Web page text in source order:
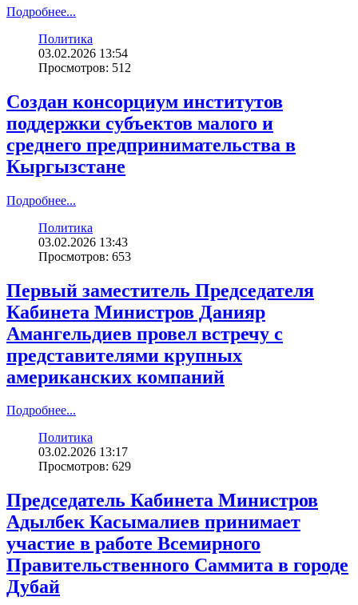
Подробнее...
Политика
03.02.2026 13:54
Просмотров: 512
Создан консорциум институтов
поддержки субъектов малого и
среднего предпринимательства в
Кыргызстане
Подробнее...
Политика
03.02.2026 13:43
Просмотров: 653
Первый заместитель Председателя
Кабинета Министров Данияр
Амангельдиев провел встречу с
представителями крупных
американских компаний
Подробнее...
Политика
03.02.2026 13:17
Просмотров: 629
Председатель Кабинета Министров
Адылбек Касымалиев принимает
участие в работе Всемирного
Правительственного Саммита в городе
Дубай